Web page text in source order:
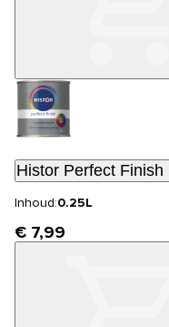
Histor Perfect
Inhoud:0.25L
€ 7,99